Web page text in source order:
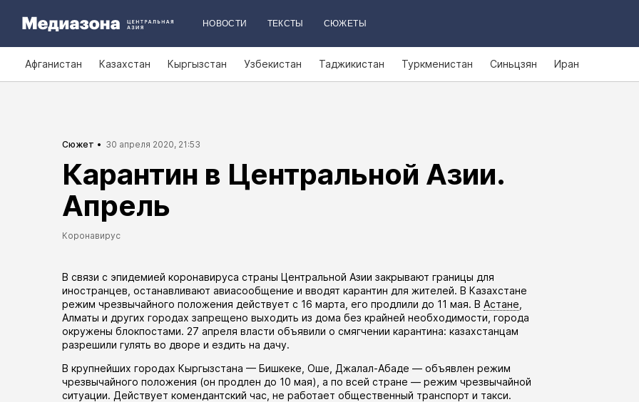
НОВОСТИ ТЕКСТЫ СЮЖЕТЫ
Афганистан Казахстан Кыргызстан Узбекистан Таджикистан Туркменистан Синьцзян Иран
Сюжет 30 апреля 2020, 21:53
Карантин в Центральной Азии.
Апрель
Коронавирус
В связи с эпидемией коронавируса страны Центральной Азии закрывают границы для
иностранцев, останавливают авиасообщение и вводят карантин для жителей. В Казахстане
режим чрезвычайного положения действует с 16 марта, его продлили до 11 мая. В Астане
Алматы и других городах запрещено выходить из дома без крайней необходимости, города
окружены блокпостами. 27 апреля власти объявили о смягчении карантина: казахстанцам
разрешили гулять во дворе и ездить на дачу.
В крупнейших городах Кыргызстана — Бишкеке, Оше, Джалал-Абаде — объявлен режим
чрезвычайного положения (он продлен до 10 мая), а по всей стране — режим чрезвычайной
ситуации. Действует комендантский час, не работает общественный транспорт и такси.